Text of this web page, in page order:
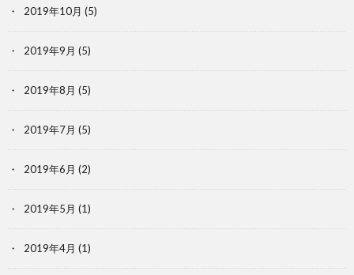
2019年10月 (5)
2019年9月 (5)
2019年8月 (5)
2019年7月 (5)
2019年6月 (2)
2019年5月 (1)
2019年4月 (1)